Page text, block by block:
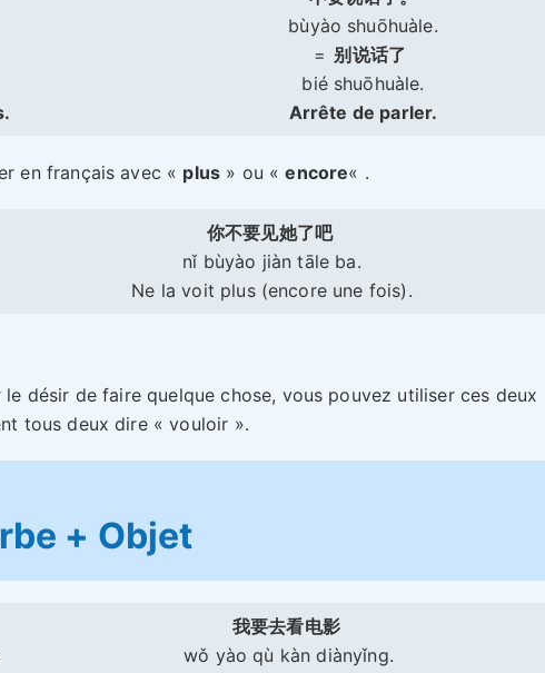
bùyào shuōhuàle.
= 别说话了
bié shuōhuàle.
Arrête de parler.
en français avec « plus » ou «encore« .
你不要见她了吧
nǐ bùyào jiàn tāle ba.
Ne la voit plus (encore une fois).
désir de faire quelque chose, vous pouvez utiliser ces deux
tous deux dire « vouloir ».
+ Objet
我要去看电影
wǒ yào qù kàn diànyǐng.